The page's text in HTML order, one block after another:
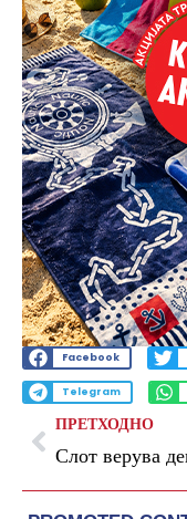
Facebook
Telegram
ПРЕТХОДНО